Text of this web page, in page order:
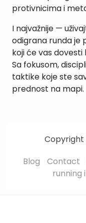
protivnicima i
I najvažnije —
odigrana runda je
koji će vas
Sa fokusom,
taktike koje ste
prednost na mapi.
Copyright
Blog
Contact
running